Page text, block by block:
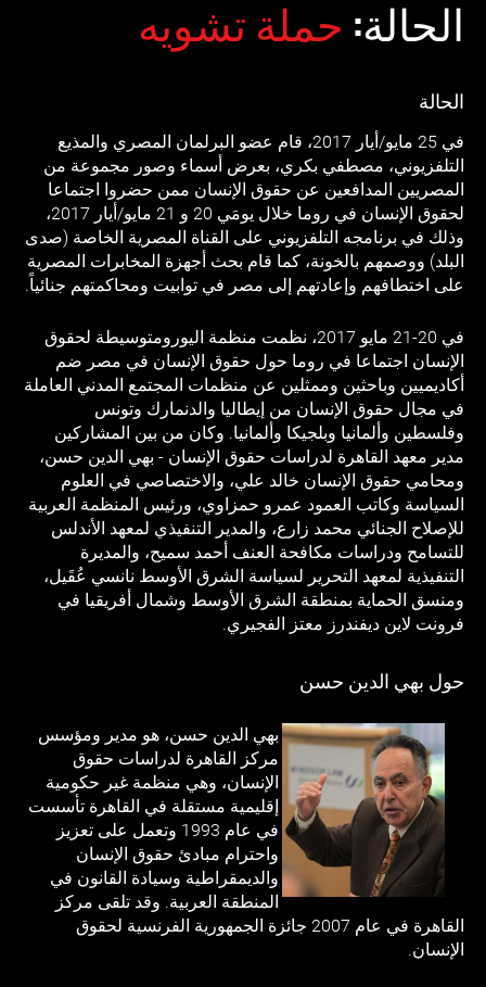
الحالة: حملة تشويه
الحالة
في 25 مايو/أيار 2017، قام عضو البرلمان المصري والمذيع
التلفزيوني، مصطفي بكري، بعرض أسماء وصور مجموعة من
المصريين المدافعين عن حقوق الإنسان ممن حضروا اجتماعا
لحقوق الإنسان في روما خلال يومَي 20 و 21 مايو/أيار 2017،
وذلك في برنامجه التلفزيوني على القناة المصرية الخاصة (صدى
البلد) ووصمهم بالخونة، كما قام بحث أجهزة المخابرات المصرية
على اختطافهم وإعادتهم إلى مصر في توابيت ومحاكمتهم جنائياً.
في 20-21 مايو 2017، نظمت منظمة اليورومتوسيطة لحقوق
الإنسان اجتماعا في روما حول حقوق الإنسان في مصر ضم
أكاديميين وباحثين وممثلين عن منظمات المجتمع المدني العاملة
في مجال حقوق الإنسان من إيطاليا والدنمارك وتونس
وفلسطين وألمانيا وبلجيكا وألمانيا. وكان من بين المشاركين
مدير معهد القاهرة لدراسات حقوق الإنسان - بهي الدين حسن،
ومحامي حقوق الإنسان خالد علي، والاختصاصي في العلوم
السياسة وكاتب العمود عمرو حمزاوي، ورئيس المنظمة العربية
للإصلاح الجنائي محمد زارع، والمدير التنفيذي لمعهد الأندلس
للتسامح ودراسات مكافحة العنف أحمد سميح، والمديرة
التنفيذية لمعهد التحرير لسياسة الشرق الأوسط نانسي عُقَيل،
ومنسق الحماية بمنطقة الشرق الأوسط وشمال أفريقيا في
فرونت لاين ديفندرز معتز الفجيري.
حول بهي الدين حسن
بهي الدين حسن، هو مدير ومؤسس
مركز القاهرة لدراسات حقوق
الإنسان، وهي منظمة غير حكومية
إقليمية مستقلة في القاهرة تأسست
في عام 1993 وتعمل على تعزيز
واحترام مبادئ حقوق الإنسان
والديمقراطية وسيادة القانون في
المنطقة العربية. وقد تلقى مركز
القاهرة في عام 2007 جائزة الجمهورية الفرنسية لحقوق
الإنسان.